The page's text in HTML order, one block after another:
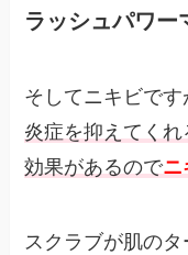
ラッシュパワー
そしてニキビです
炎症を抑えてくれ
効果があるのでニ
スクラブが肌の